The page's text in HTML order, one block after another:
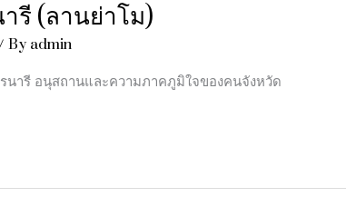
รี (ลานย่าโม)
By admin
นารี อนุสถานและความภาคภูมิใจของคนจังหวัด